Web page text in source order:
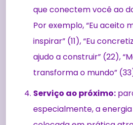
que conectem você ao
Por exemplo, “Eu aceito
inspirar” (11), “Eu
ajudo a construir” (22),
transforma o mundo”
Serviço ao próximo:
especialmente, a